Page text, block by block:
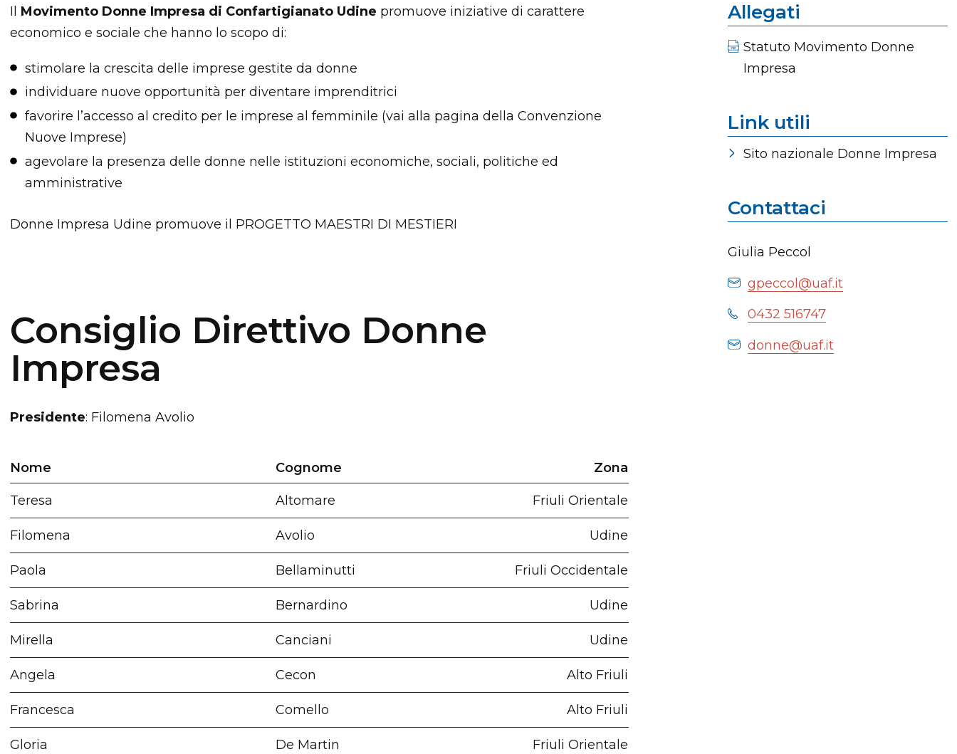
Il Movimento Donne Impresa di Confartigianato Udine promuove iniziative di carattere
economico e sociale che hanno lo scopo di:
stimolare la crescita delle imprese gestite da donne
individuare nuove opportunità per diventare imprenditrici
favorire l’accesso al credito per le imprese al femminile (vai alla pagina della Convenzione
Nuove Imprese)
agevolare la presenza delle donne nelle istituzioni economiche, sociali, politiche ed
amministrative
Donne Impresa Udine promuove il PROGETTO MAESTRI DI MESTIERI
Consiglio Direttivo Donne
Impresa
Presidente: Filomena Avolio
Nome Cognome Zona
Teresa Altomare Friuli Orientale
Filomena Avolio Udine
Paola Bellaminutti Friuli Occidentale
Sabrina Bernardino Udine
Mirella Canciani Udine
Angela Cecon Alto Friuli
Francesca Comello Alto Friuli
Gloria De Martin Friuli Orientale
Allegati
Statuto Movimento Donne
Impresa
Link utili
Sito nazionale Donne Impresa
Contattaci
Giulia Peccol
gpeccol@uaf.it
0432 516747
donne@uaf.it